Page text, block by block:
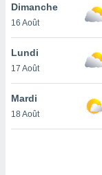
en
de
Dimanche
16 Août
Lundi
17 Août
Mardi
18 Août